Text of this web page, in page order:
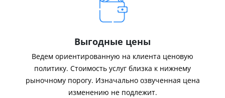
Выгодные цены
Ведем ориентированную на клиента ценовую
политику. Стоимость услуг близка к нижнему
рыночному порогу. Изначально озвученная цена
изменению не подлежит.